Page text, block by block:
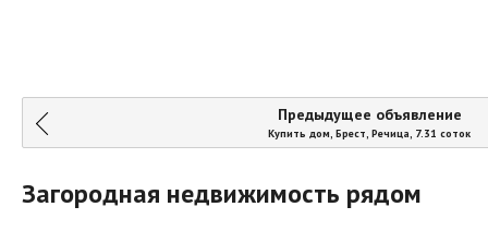
Предыдущее объявление
Купить дом, Брест, Речица, 7.31 соток
Загородная недвижимость рядом